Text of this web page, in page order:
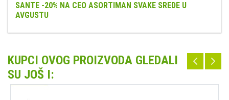
SANTE -20% NA CEO ASORTIMAN SVAKE SREDE U
AVGUSTU
KUPCI OVOG PROIZVODA GLEDALI
SU JOŠ I: